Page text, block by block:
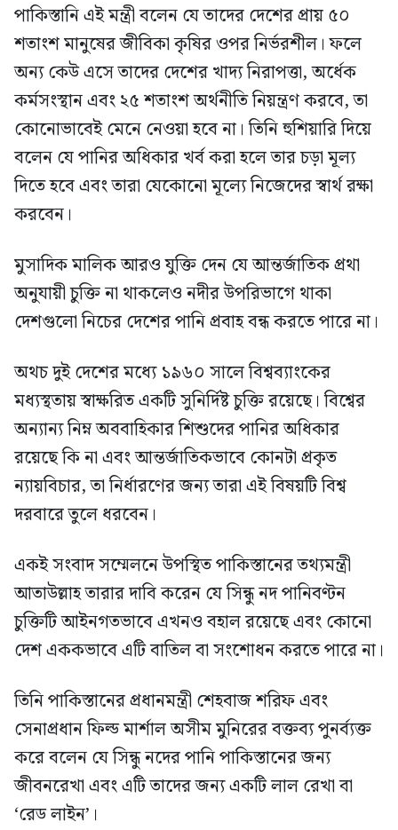
পাকিস্তানি এই মন্ত্রী বলেন যে তাদের দেশের প্রায় ৫০
শতাংশ মানুষের জীবিকা কৃষির ওপর নির্ভরশীল। ফলে
অন্য কেউ এসে তাদের দেশের খাদ্য নিরাপত্তা, অর্ধেক
কর্মসংস্থান এবং ২৫ শতাংশ অর্থনীতি নিয়ন্ত্রণ করবে, তা
কোনোভাবেই মেনে নেওয়া হবে না। তিনি হুশিয়ারি দিয়ে
বলেন যে পানির অধিকার খর্ব করা হলে তার চড়া মূল্য
দিতে হবে এবং তারা যেকোনো মূল্যে নিজেদের স্বার্থ রক্ষা
করবেন।
মুসাদিক মালিক আরও যুক্তি দেন যে আন্তর্জাতিক প্রথা
অনুযায়ী চুক্তি না থাকলেও নদীর উপরিভাগে থাকা
দেশগুলো নিচের দেশের পানি প্রবাহ বন্ধ করতে পারে না।
অথচ দুই দেশের মধ্যে ১৯৬০ সালে বিশ্বব্যাংকের
মধ্যস্থতায় স্বাক্ষরিত একটি সুনির্দিষ্ট চুক্তি রয়েছে। বিশ্বের
অন্যান্য নিম্ন অববাহিকার শিশুদের পানির অধিকার
রয়েছে কি না এবং আন্তর্জাতিকভাবে কোনটা প্রকৃত
ন্যায়বিচার, তা নির্ধারণের জন্য তারা এই বিষয়টি বিশ্ব
দরবারে তুলে ধরবেন।
একই সংবাদ সম্মেলনে উপস্থিত পাকিস্তানের তথ্যমন্ত্রী
আতাউল্লাহ তারার দাবি করেন যে সিন্ধু নদ পানিবণ্টন
চুক্তিটি আইনগতভাবে এখনও বহাল রয়েছে এবং কোনো
দেশ এককভাবে এটি বাতিল বা সংশোধন করতে পারে না।
তিনি পাকিস্তানের প্রধানমন্ত্রী শেহবাজ শরিফ এবং
সেনাপ্রধান ফিল্ড মার্শাল অসীম মুনিরের বক্তব্য পুনর্ব্যক্ত
করে বলেন যে সিন্ধু নদের পানি পাকিস্তানের জন্য
জীবনরেখা এবং এটি তাদের জন্য একটি লাল রেখা বা
‘রেড লাইন’।